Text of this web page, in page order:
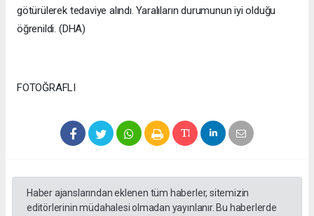
götürülerek tedaviye alındı. Yaralıların durumunun iyi olduğu
öğrenildi. (DHA)
FOTOĞRAFLI
Haber ajanslarından eklenen tüm haberler, sitemizin
editörlerinin müdahalesi olmadan yayınlanır. Bu haberlerde